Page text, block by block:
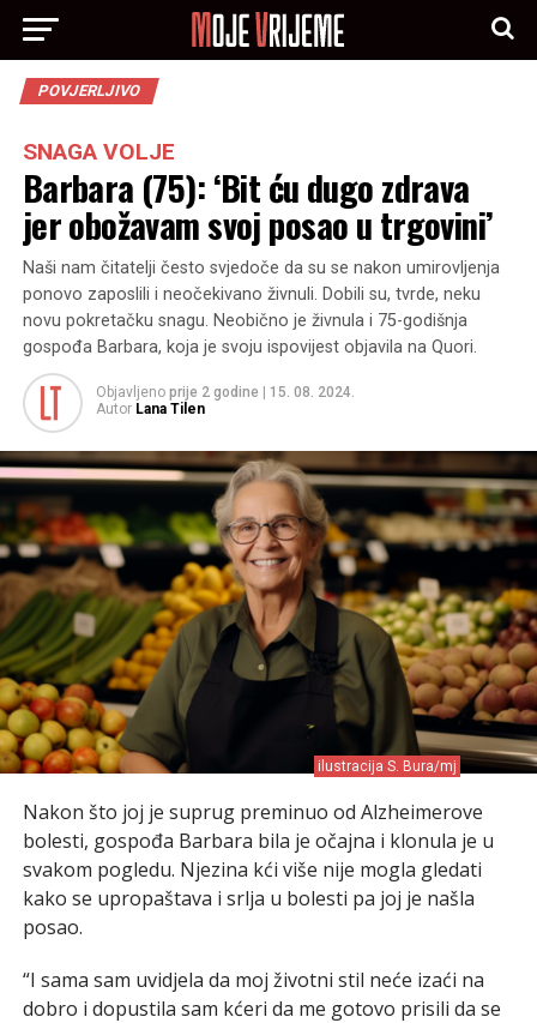
POVJERLJIVO
SNAGA VOLJE
Barbara (75): ‘Bit ću dugo zdrava
jer obožavam svoj posao u trgovini’
Naši nam čitatelji često svjedoče da su se nakon umirovljenja
ponovo zaposlili i neočekivano živnuli. Dobili su, tvrde, neku
novu pokretačku snagu. Neobično je živnula i 75-godišnja
gospođa Barbara, koja je svoju ispovijest objavila na Quori.
Objavljeno prije 2 godine
15. 08. 2024.
Autor Lana Tilen
ilustracija S. Bura/mj
Nakon što joj je suprug preminuo od Alzheimerove
bolesti, gospođa Barbara bila je očajna i klonula je u
svakom pogledu. Njezina kći više nije mogla gledati
kako se upropaštava i srlja u bolesti pa joj je našla
posao.
“I sama sam uvidjela da moj životni stil neće izaći na
dobro i dopustila sam kćeri da me gotovo prisili da se